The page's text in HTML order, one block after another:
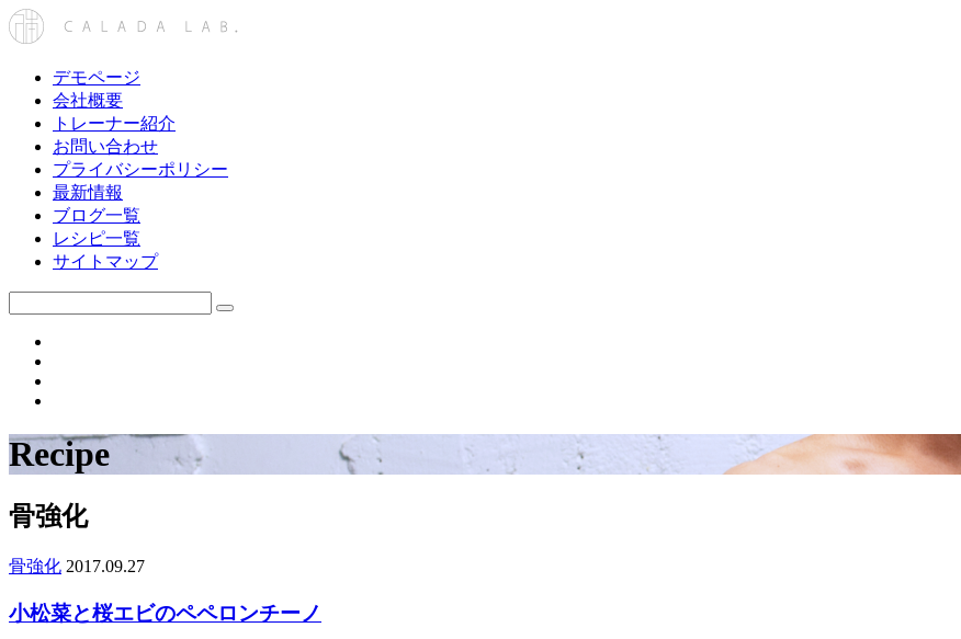
デモページ
会社概要
トレーナー紹介
お問い合わせ
プライバシーポリシー
最新情報
ブログ一覧
レシピ一覧
サイトマップ
Recipe
骨強化
骨強化 2017.09.27
小松菜と桜エビのペペロンチーノ